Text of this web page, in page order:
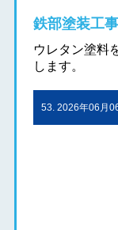
鉄部塗装工事
ウレタン塗料
します。
53. 2026年06月